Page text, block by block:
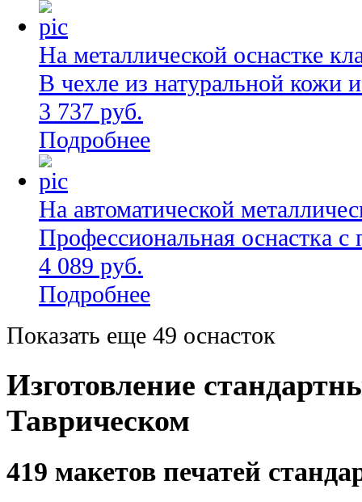
На металлической оснастке
В чехле из натуральной кожи
3 737 руб.
Подробнее
На автоматической
Профессиональная оснастка
4 089 руб.
Подробнее
Показать еще 49 оснасток
Изготовление
Таврическом
419 макетов печатей